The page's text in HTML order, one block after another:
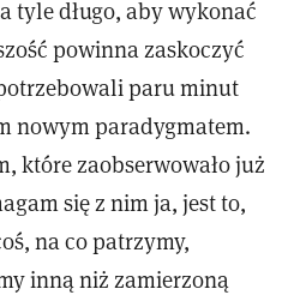
tyle długo, aby wykonać
powinna zaskoczyć
paru minut
nowym paradygmatem.
które zaobserwowało już
się z nim ja, jest to,
na co patrzymy,
inną niż zamierzoną